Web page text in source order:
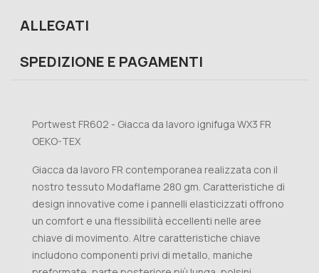
ALLEGATI
SPEDIZIONE E PAGAMENTI
Portwest FR602 - Giacca da lavoro ignifuga WX3 FR
OEKO-TEX
Giacca da lavoro FR contemporanea realizzata con il
nostro tessuto Modaflame 280 gm. Caratteristiche di
design innovative come i pannelli elasticizzati offrono
un comfort e una flessibilità eccellenti nelle aree
chiave di movimento. Altre caratteristiche chiave
includono componenti privi di metallo, maniche